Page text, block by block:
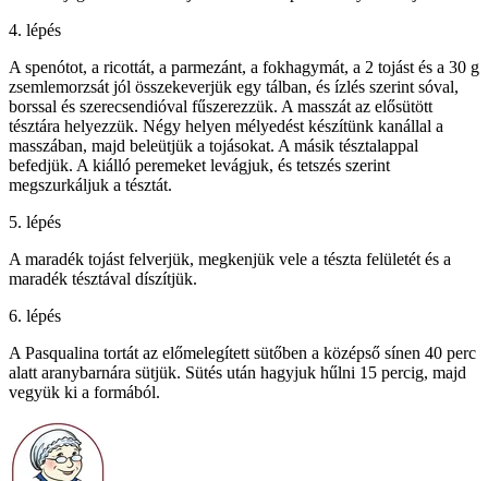
4. lépés
A spenótot, a ricottát, a parmezánt, a fokhagymát, a 2 tojást és a 30 g
zsemlemorzsát jól összekeverjük egy tálban, és ízlés szerint sóval,
borssal és szerecsendióval fűszerezzük. A masszát az elősütött
tésztára helyezzük. Négy helyen mélyedést készítünk kanállal a
masszában, majd beleütjük a tojásokat. A másik tésztalappal
befedjük. A kiálló peremeket levágjuk, és tetszés szerint
megszurkáljuk a tésztát.
5. lépés
A maradék tojást felverjük, megkenjük vele a tészta felületét és a
maradék tésztával díszítjük.
6. lépés
A Pasqualina tortát az előmelegített sütőben a középső sínen 40 perc
alatt aranybarnára sütjük. Sütés után hagyjuk hűlni 15 percig, majd
vegyük ki a formából.